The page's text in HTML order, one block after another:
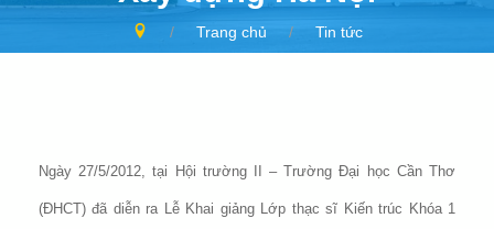
Trang chủ Tin tức
Ngày 27/5/2012, tại Hội trường II – Trường Đại học Cần Thơ
(ĐHCT) đã diễn ra Lễ Khai giảng Lớp thạc sĩ Kiến trúc Khóa 1